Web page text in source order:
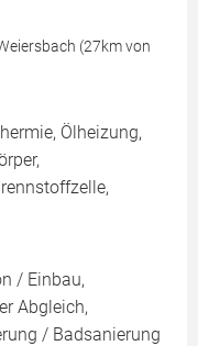
(27km von
Ölheizung,
/ Einbau,
Abgleich,
/ Badsanierung